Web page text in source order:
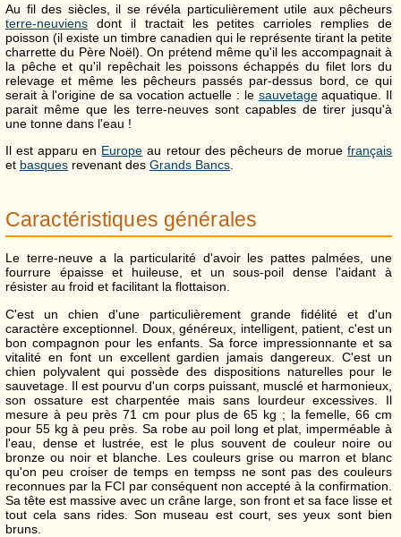
Au fil des siècles, il se révéla particulièrement utile aux pêcheurs
terre-neuviens dont il tractait les petites carrioles remplies de
poisson (il existe un timbre canadien qui le représente tirant la petite
charrette du Père Noël). On prétend même qu'il les accompagnait à
la pêche et qu'il repêchait les poissons échappés du filet lors du
relevage et même les pêcheurs passés par-dessus bord, ce qui
serait à l'origine de sa vocation actuelle : le sauvetageaquatique. Il
parait même que les terre-neuves sont capables de tirer jusqu'à
une tonne dans l'eau !
Il est apparu en Europe au retour des pêcheurs de moruefrançais
et basques revenant des Grands Bancs
Caractéristiques générales
Le terre-neuve a la particularité d'avoir les pattes palmées, une
fourrure épaisse et huileuse, et un sous-poil dense l'aidant à
résister au froid et facilitant la flottaison.
C'est un chien d'une particulièrement grande fidélité et d'un
caractère exceptionnel. Doux, généreux, intelligent, patient, c'est un
bon compagnon pour les enfants. Sa force impressionnante et sa
vitalité en font un excellent gardien jamais dangereux. C'est un
chien polyvalent qui possède des dispositions naturelles pour le
sauvetage. Il est pourvu d'un corps puissant, musclé et harmonieux,
son ossature est charpentée mais sans lourdeur excessives. Il
mesure à peu près 71 cm pour plus de 65 kg ; la femelle, 66 cm
pour 55 kg à peu près. Sa robe au poil long et plat, imperméable à
l'eau, dense et lustrée, est le plus souvent de couleur noire ou
bronze ou noir et blanche. Les couleurs grise ou marron et blanc
qu'on peu croiser de temps en tempss ne sont pas des couleurs
reconnues par la FCI par conséquent non accepté à la confirmation.
Sa tête est massive avec un crâne large, son front et sa face lisse et
tout cela sans rides. Son museau est court, ses yeux sont bien
bruns.